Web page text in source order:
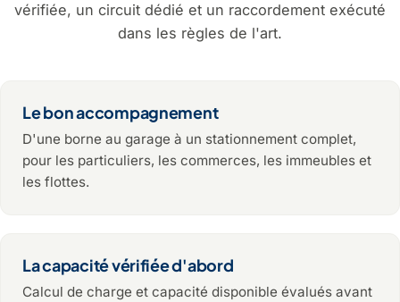
vérifiée, un circuit dédié et un raccordement exécuté
dans les règles de l'art.
Le bon accompagnement
D'une borne au garage à un stationnement complet,
pour les particuliers, les commerces, les immeubles et
les flottes.
La capacité vérifiée d'abord
Calcul de charge et capacité disponible évalués avant